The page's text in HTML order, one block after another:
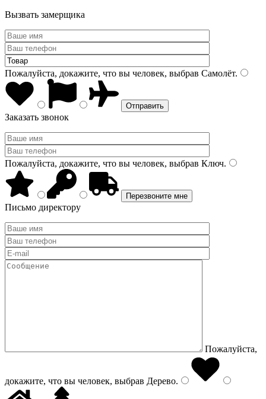
Вызвать замерщика
Пожалуйста, докажите, что вы человек, выбрав Самолёт.
Заказать звонок
Пожалуйста, докажите, что вы человек, выбрав Ключ.
Письмо директору
Пожалуйста,
докажите, что вы человек, выбрав Дерево.